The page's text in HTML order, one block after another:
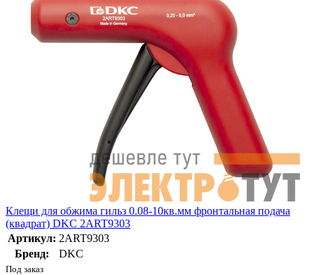
Клещи для обжима гильз 0.08-10кв.мм фронтальная подача
(квадрат) DKC 2ART9303
Артикул: 2ART9303
Бренд:
DKC
Под заказ